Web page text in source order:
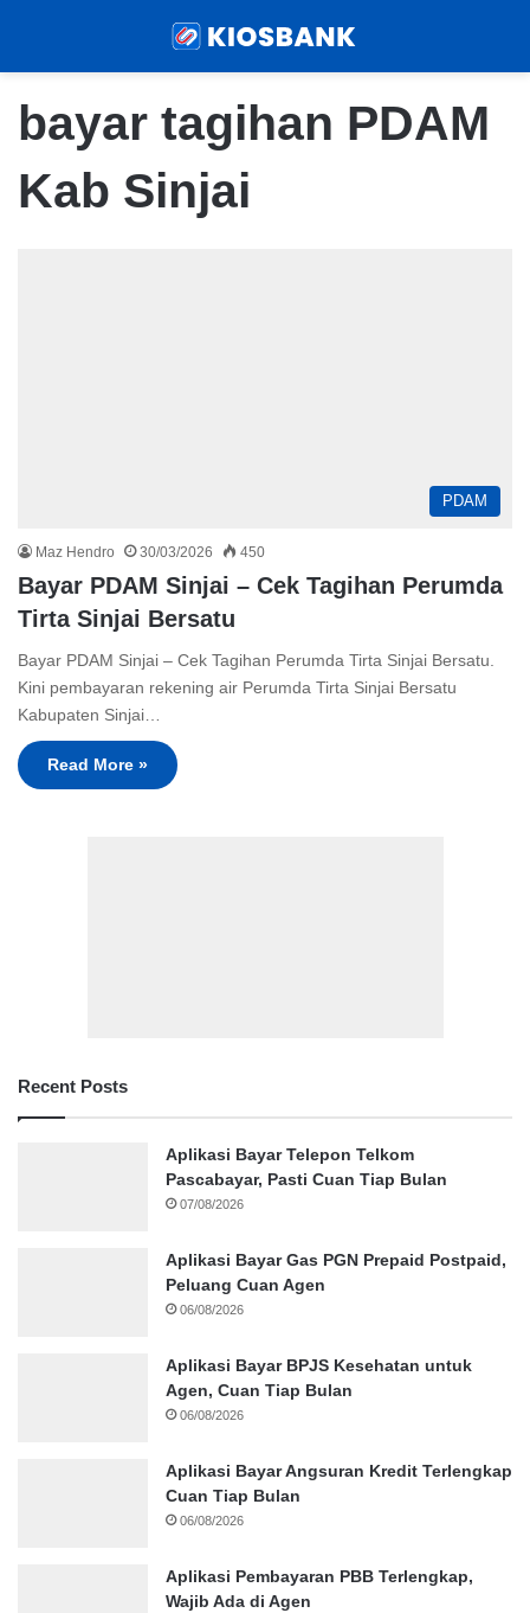
bayar tagihan PDAM
Kab Sinjai
PDAM
Maz Hendro 30/03/2026 450
Bayar PDAM Sinjai – Cek Tagihan Perumda
Tirta Sinjai Bersatu
Bayar PDAM Sinjai – Cek Tagihan Perumda Tirta Sinjai Bersatu.
Kini pembayaran rekening air Perumda Tirta Sinjai Bersatu
Kabupaten Sinjai…
Read More »
Recent Posts
Aplikasi Bayar Telepon Telkom
Pascabayar, Pasti Cuan Tiap Bulan
07/08/2026
Aplikasi Bayar Gas PGN Prepaid Postpaid,
Peluang Cuan Agen
06/08/2026
Aplikasi Bayar BPJS Kesehatan untuk
Agen, Cuan Tiap Bulan
06/08/2026
Aplikasi Bayar Angsuran Kredit Terlengkap
Cuan Tiap Bulan
06/08/2026
Aplikasi Pembayaran PBB Terlengkap,
Wajib Ada di Agen